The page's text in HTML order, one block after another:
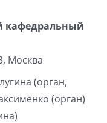
кафедральный
Москва
(орган,
(орган)